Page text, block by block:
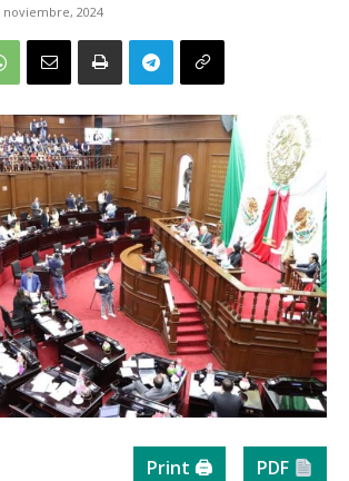
noviembre, 2024
Print 🖨 PDF